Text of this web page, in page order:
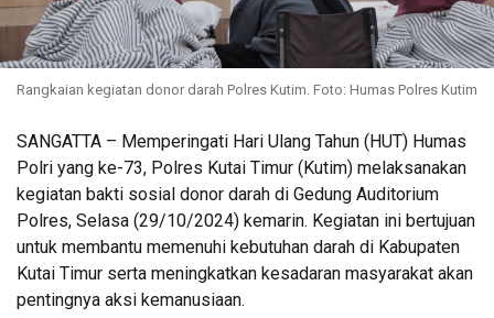
Rangkaian kegiatan donor darah Polres Kutim. Foto: Humas Polres Kutim
SANGATTA – Memperingati Hari Ulang Tahun (HUT) Humas
Polri yang ke-73, Polres Kutai Timur (Kutim) melaksanakan
kegiatan bakti sosial donor darah di Gedung Auditorium
Polres, Selasa (29/10/2024) kemarin. Kegiatan ini bertujuan
untuk membantu memenuhi kebutuhan darah di Kabupaten
Kutai Timur serta meningkatkan kesadaran masyarakat akan
pentingnya aksi kemanusiaan.